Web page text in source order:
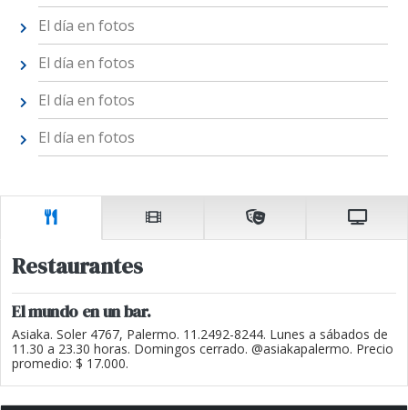
El día en fotos
El día en fotos
El día en fotos
El día en fotos
Restaurantes
El mundo en un bar.
Asiaka. Soler 4767, Palermo. 11.2492-8244. Lunes a sábados de
11.30 a 23.30 horas. Domingos cerrado. @asiakapalermo. Precio
promedio: $ 17.000.